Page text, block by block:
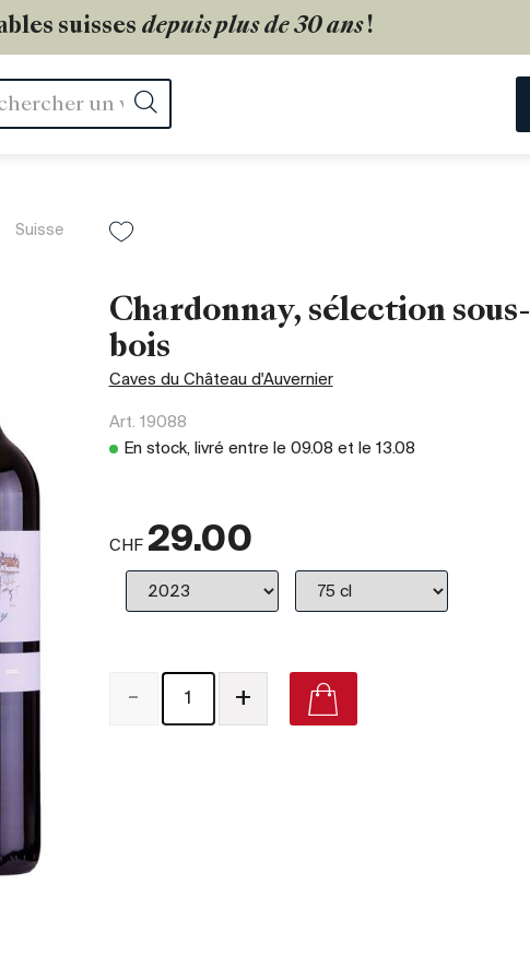
suisses depuis plus de 30 ans!
Suisse
Chardonnay, sélection sous-
bois
Caves du Château d'Auvernier
Art. 19088
En stock, livré entre le 09.08 et le 13.08
CHF 29.00
- +